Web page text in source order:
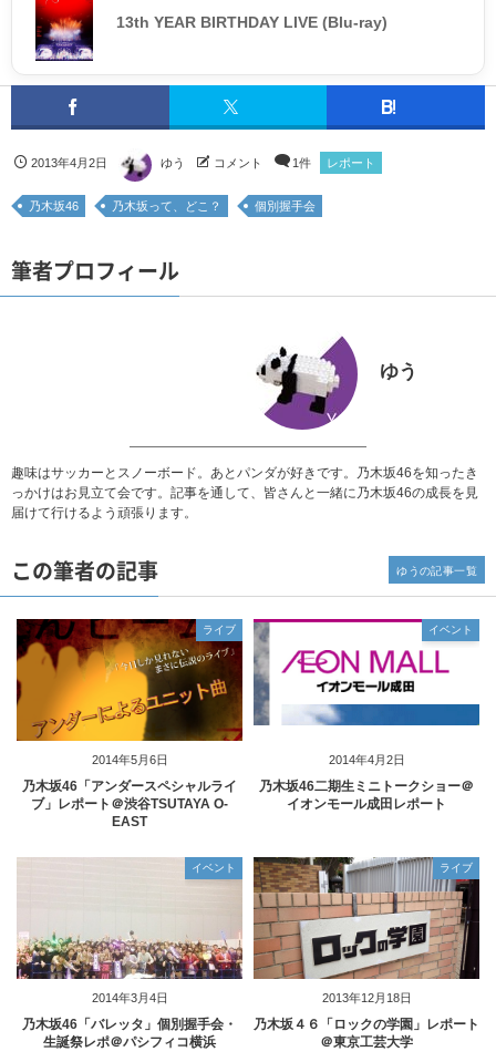
13th YEAR BIRTHDAY LIVE (Blu-ray)
2013年4月2日 ゆう コメント 1件 レポート
乃木坂46 乃木坂って、どこ？ 個別握手会
筆者プロフィール
ゆう
趣味はサッカーとスノーボード。あとパンダが好きです。乃木坂46を知ったき
っかけはお見立て会です。記事を通して、皆さんと一緒に乃木坂46の成長を見
届けて行けるよう頑張ります。
この筆者の記事
2014年5月6日
ライブ
乃木坂46「アンダースペシャルライ
ブ」レポート＠渋谷TSUTAYA O-
EAST
2014年4月2日
イベント
乃木坂46二期生ミニトークショー＠
イオンモール成田レポート
2014年3月4日
イベント
乃木坂46「バレッタ」個別握手会・
生誕祭レポ＠パシフィコ横浜
2013年12月18日
ライブ
乃木坂４６「ロックの学園」レポート
＠東京工芸大学
ゆうの記事一覧